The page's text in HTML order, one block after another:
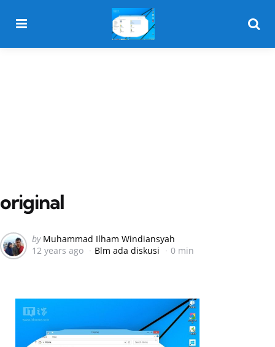
original
Posted
by
by Muhammad Ilham Windiansyah
12 years ago
Blm ada diskusi 0 min